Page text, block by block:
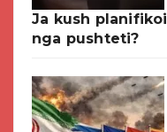
Ja kush
nga pushteti?